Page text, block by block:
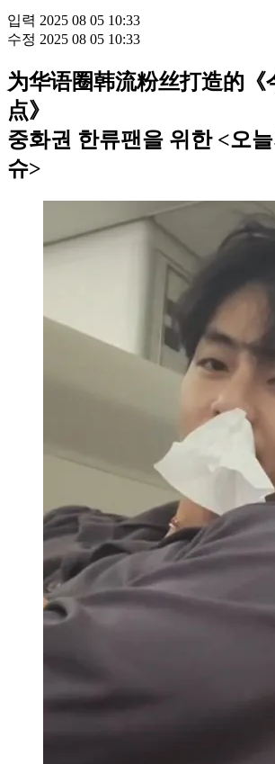
입력 2025 08 05 10:33
수정 2025 08 05 10:33
为华语圈韩流粉丝打造的《
点》
중화권 한류팬을 위한 <오늘
슈>